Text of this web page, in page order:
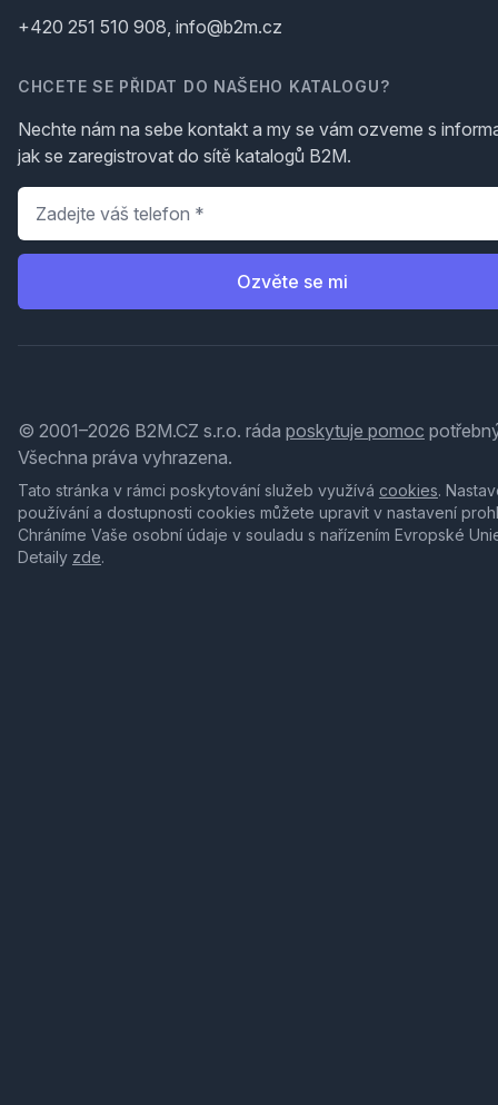
+420 251 510 908, info@b2m.cz
CHCETE SE PŘIDAT DO NAŠEHO KATALOGU?
Nechte nám na sebe kontakt a my se vám ozveme s
jak se zaregistrovat do sítě katalogů B2M.
Telefon
Ozvěte se mi
© 2001–2026 B2M.CZ s.r.o. ráda poskytuje pomoc
Všechna práva vyhrazena.
Tato stránka v rámci poskytování služeb využívá cookies.
používání a dostupnosti cookies můžete upravit v nastavení
Chráníme Vaše osobní údaje v souladu s nařízením Evropské
Detaily zde.